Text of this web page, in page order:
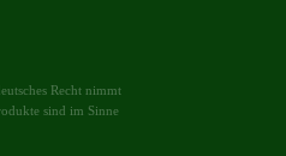
Recht nimmt
sind im Sinne